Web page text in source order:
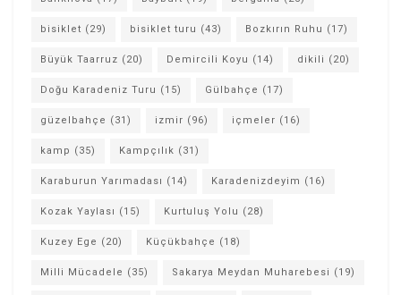
bisiklet (29) bisiklet turu (43) Bozkırın Ruhu (17)
Büyük Taarruz (20) Demircili Koyu (14) dikili (20)
Doğu Karadeniz Turu (15) Gülbahçe (17)
güzelbahçe (31) izmir (96) içmeler (16)
kamp (35) Kampçılık (31)
Karaburun Yarımadası (14) Karadenizdeyim (16)
Kozak Yaylası (15) Kurtuluş Yolu (28)
Kuzey Ege (20) Küçükbahçe (18)
Milli Mücadele (35) Sakarya Meydan Muharebesi (19)